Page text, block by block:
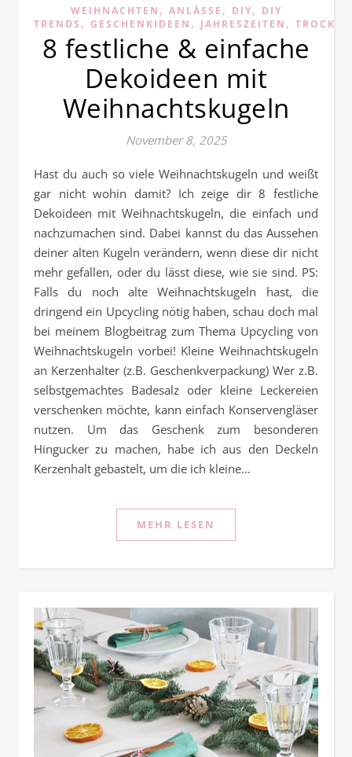
WEIHNACHTEN , ANLÄSSE , DIY, DIY
TRENDS , GESCHENKIDEEN , JAHRESZEITEN ,
8 festliche & einfache
Dekoideen mit
Weihnachtskugeln
November 8, 2025
Hast du auch so viele Weihnachtskugeln und weißt
gar nicht wohin damit? Ich zeige dir 8 festliche
Dekoideen mit Weihnachtskugeln, die einfach und
nachzumachen sind. Dabei kannst du das Aussehen
deiner alten Kugeln verändern, wenn diese dir nicht
mehr gefallen, oder du lässt diese, wie sie sind. PS:
Falls du noch alte Weihnachtskugeln hast, die
dringend ein Upcycling nötig haben, schau doch mal
bei meinem Blogbeitrag zum Thema Upcycling von
Weihnachtskugeln vorbei! Kleine Weihnachtskugeln
an Kerzenhalter (z.B. Geschenkverpackung) Wer z.B.
selbstgemachtes Badesalz oder kleine Leckereien
verschenken möchte, kann einfach Konservengläser
nutzen. Um das Geschenk zum besonderen
Hingucker zu machen, habe ich aus den Deckeln
Kerzenhalt gebastelt, um die ich kleine…
MEHR LESEN